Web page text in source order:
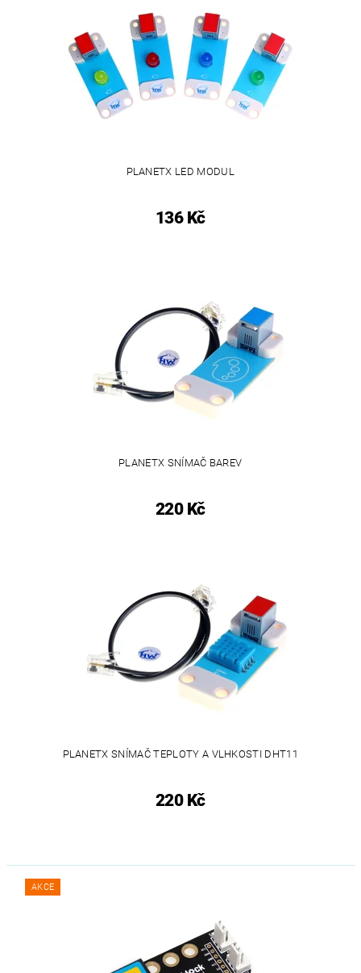
PLANETX LED MODUL
136 Kč
PLANETX SNÍMAČ BAREV
220 Kč
PLANETX SNÍMAČ TEPLOTY A VLHKOSTI DHT11
220 Kč
AKCE